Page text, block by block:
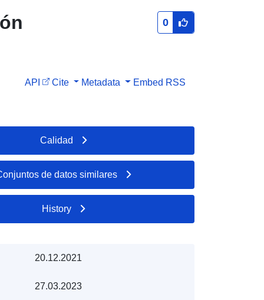
0
API Cite Metadata Embed RSS
Calidad
de datos similares
History
20.12.2021
27.03.2023